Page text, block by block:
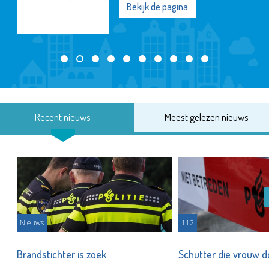
Bekijk de pagina
Recent nieuws Meest gelezen nieuws
Nieuws
Brandstichter is zoek
112
Schutter die vrouw